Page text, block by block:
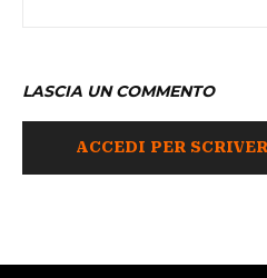
LASCIA UN COMMENTO
ACCEDI PER